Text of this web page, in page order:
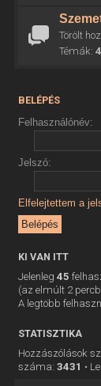
Törölt
Témák: 4
BELÉPÉS
Felhasználónév:
Jelszó:
Elfelejtettem a
KI VAN ITT
Jelenleg 45
(az elmúlt 2
A legtöbb
STATISZTIKA
Hozzászólások
száma: 3431 •